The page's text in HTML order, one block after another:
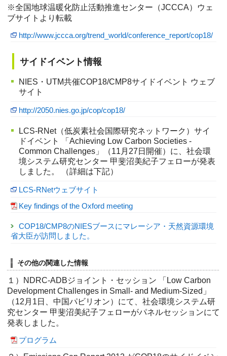
※全国地球温暖化防止活動推進センター（JCCCA）ウェ
ブサイトより転載
http://www.jccca.org/trend_world/conference_report/cop18/
サイドイベント情報
NIES・UTM共催COP18/CMP8サイドイベント ウェブ
サイト
http://2050.nies.go.jp/cop/cop18/
LCS-RNet（低炭素社会国際研究ネットワーク）サイ
ドイベント 「Achieving Low Carbon Societies -
Common Challenges」（11月27日開催）に、社会環
境システム研究センター 甲斐沼美紀子フェローが発表
しました。 （詳細は下記）
LCS-RNetウェブサイト
Key findings of the Oxford meeting
COP18/CMP8のNIESブースにマレーシア・天然資源環境
省大臣が訪問しました。
その他の関連した情報
１）NDRC-ADBジョイント・セッション 「Low Carbon
Development Challenges in Small- and Medium-Sized」
（12月1日、中国パビリオン）にて、社会環境システム研
究センター 甲斐沼美紀子フェローがパネルセッションにて
発表しました。
プログラム